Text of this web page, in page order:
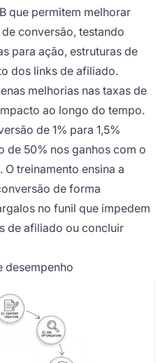
que permitem melhorar
conversão, testando
para ação, estruturas de
dos links de afiliado.
melhorias nas taxas de
ao longo do tempo.
de 1% para 1,5%
de 50% nos ganhos com o
treinamento ensina a
de forma
no funil que impedem
de afiliado ou concluir
desempenho